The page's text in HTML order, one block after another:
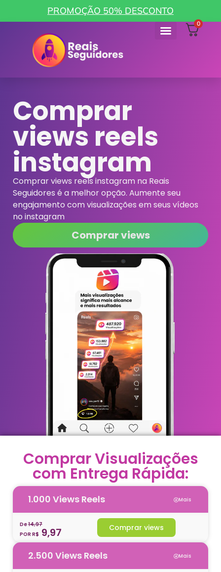
PROMOÇÃO 50% DESCONTO
0
Comprar
views reels
instagram
Comprar views reels instagram na Reais
Seguidores é a melhor opção. Aumente seu
engajamento com visualizações em seus vídeos
no instagram
Comprar views
Comprar Visualizações
com Entrega Rápida:
1.000 Views Reels Mais
De14,97
POR R$ 9,97 Comprar views
2.500 Views Reels Mais